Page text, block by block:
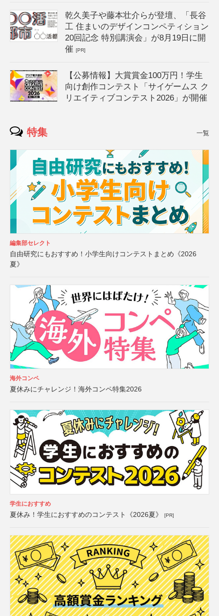
乾久美子や藤本壮介らが登壇、「長谷
工 住まいのデザインコンペティション
20回記念 特別講演会」が8月19日に開
催[PR]
【公募情報】大賞賞金100万円！学生
向け創作コンテスト「サイゲームス ク
リエイティブコンテスト2026」が開催
特集 一覧
編集部セレクト
自由研究にもおすすめ！小学生向けコンテストまとめ《2026
夏》
海外コンペ
夏休みにチャレンジ！海外コンペ特集2026
学生におすすめ
夏休み！学生におすすめのコンテスト《2026夏》 [PR]